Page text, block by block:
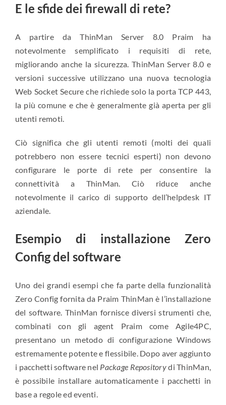
E le sfide dei firewall di rete?
A partire da ThinMan Server 8.0 Praim ha
notevolmente semplificato i requisiti di rete,
migliorando anche la sicurezza. ThinMan Server 8.0 e
versioni successive utilizzano una nuova tecnologia
Web Socket Secure che richiede solo la porta TCP 443,
la più comune e che è generalmente già aperta per gli
utenti remoti.
Ciò significa che gli utenti remoti (molti dei quali
potrebbero non essere tecnici esperti) non devono
configurare le porte di rete per consentire la
connettività a ThinMan. Ciò riduce anche
notevolmente il carico di supporto dell’helpdesk IT
aziendale.
Esempio di installazione Zero
Config del software
Uno dei grandi esempi che fa parte della funzionalità
Zero Config fornita da Praim ThinMan è l’installazione
del software. ThinMan fornisce diversi strumenti che,
combinati con gli agent Praim come Agile4PC,
presentano un metodo di configurazione Windows
estremamente potente e flessibile. Dopo aver aggiunto
i pacchetti software nel Package Repositorydi ThinMan,
è possibile installare automaticamente i pacchetti in
base a regole ed eventi.